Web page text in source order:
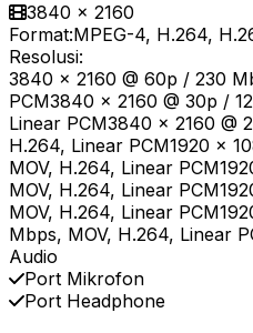
3840 x 2160
Format:MPEG-4, H.264,
Resolusi:
3840 x 2160 @ 60p / 230
PCM3840 x 2160 @ 30p /
Linear PCM3840 x 2160 @
H.264, Linear PCM1920 x
MOV, H.264, Linear
MOV, H.264, Linear
MOV, H.264, Linear
Mbps, MOV, H.264, Linear
Audio
Port Mikrofon
Port Headphone